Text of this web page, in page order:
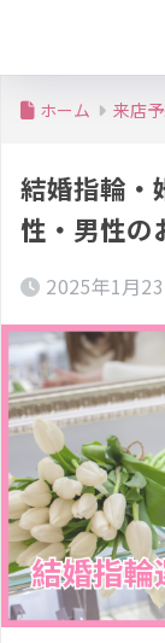
ホーム 来店
結婚指輪・
性・男性の
2025年1月